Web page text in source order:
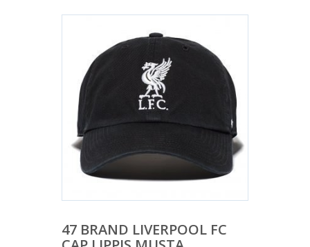
47 BRAND LIVERPOOL FC